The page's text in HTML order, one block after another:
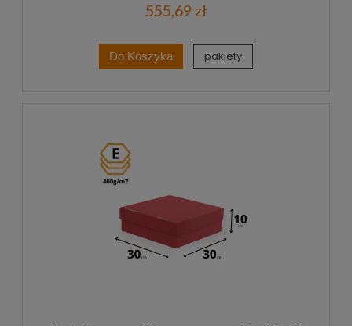
555,69 zł
Do Koszyka pakiety